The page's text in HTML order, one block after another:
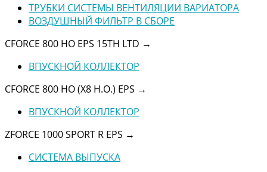
ТРУБКИ СИСТЕМЫ ВЕНТИЛЯЦИИ ВАРИАТОРА
ВОЗДУШНЫЙ ФИЛЬТР В СБОРЕ
CFORCE 800 HO EPS 15TH LTD →
ВПУСКНОЙ КОЛЛЕКТОР
CFORCE 800 HO (X8 H.O.) EPS →
ВПУСКНОЙ КОЛЛЕКТОР
ZFORCE 1000 SPORT R EPS →
СИСТЕМА ВЫПУСКА